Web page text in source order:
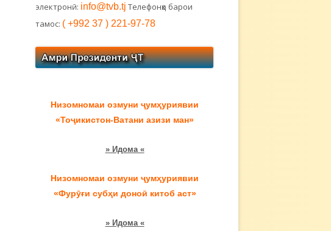
электронӣ: info@tvb.tj Телефонҳо барои
тамос: ( +992 37 ) 221-97-78
Низомномаи озмуни ҷумҳуриявии
«Тоҷикистон-Ватани азизи ман»
» Идома «
Низомномаи озмуни ҷумҳуриявии
«Фурӯғи субҳи доноӣ китоб аст»
» Идома «